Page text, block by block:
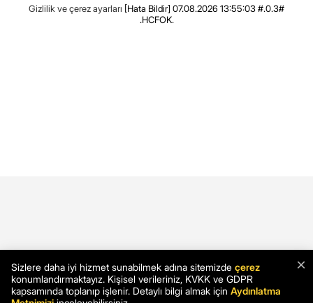
Gizlilik ve çerez ayarları [Hata Bildir] 07.08.2026 13:55:03 #.0.3#
.HCFOK.
×
Sizlere daha iyi hizmet sunabilmek adına sitemizde çerez
konumlandırmaktayız. Kişisel verileriniz, KVKK ve GDPR
kapsamında toplanıp işlenir. Detaylı bilgi almak için Aydınlatma